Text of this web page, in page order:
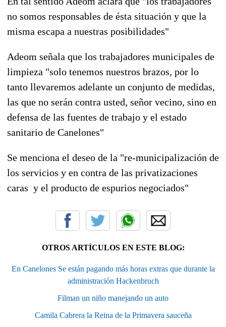
no somos responsables de ésta situación y que la
misma escapa a nuestras posibilidades"
Adeom señala que los trabajadores municipales de
limpieza "solo tenemos nuestros brazos, por lo
tanto llevaremos adelante un conjunto de medidas,
las que no serán contra usted, señor vecino, sino en
defensa de las fuentes de trabajo y el estado
sanitario de Canelones"
Se menciona el deseo de la "re-municipalización de
los servicios y en contra de las privatizaciones
caras y el producto de espurios negociados"
OTROS ARTÍCULOS EN ESTE BLOG:
En Canelones Se están pagando más horas extras que durante la
administración Hackenbruch
Filman un niño manejando un auto
Camila Cabrera la Reina de la Primavera sauceña